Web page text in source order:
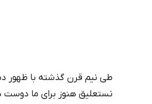
طی نیم قرن گذشته با ظهور
نستعلیق هنوز برای ما دوست